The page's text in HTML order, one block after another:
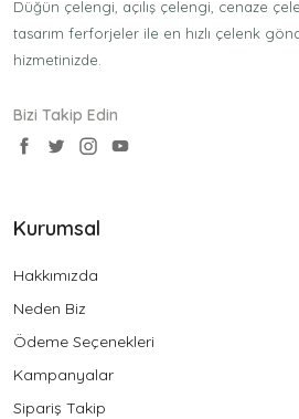
Düğün çelengi, açılış çelengi, cenaze
tasarım ferforjeler ile en hızlı çelenk
hizmetinizde.
Bizi Takip Edin
Kurumsal
Hakkımızda
Neden Biz
Ödeme Seçenekleri
Kampanyalar
Sipariş Takip